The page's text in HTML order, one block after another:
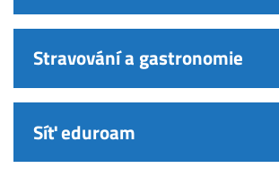
Stravování a gastronomie
Síť eduroam